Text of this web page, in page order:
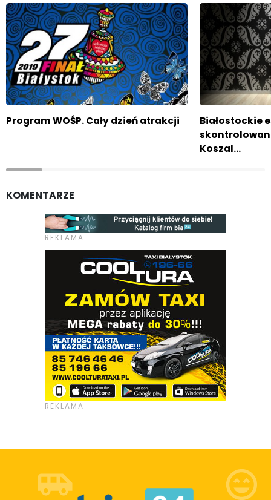
Program WOŚP. Cały dzień atrakcji
Białostockie
Koszal…
KOMENTARZE